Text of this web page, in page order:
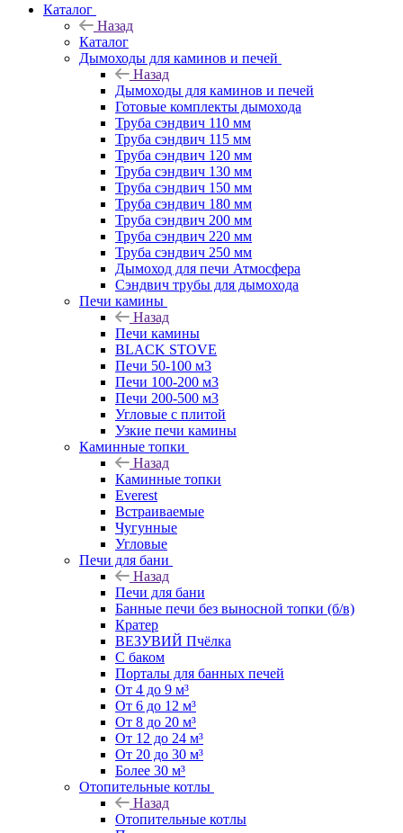
Каталог
Назад
Каталог
Дымоходы для каминов и печей
Назад
Дымоходы для каминов и печей
Готовые комплекты дымохода
Труба сэндвич 110 мм
Труба сэндвич 115 мм
Труба сэндвич 120 мм
Труба сэндвич 130 мм
Труба сэндвич 150 мм
Труба сэндвич 180 мм
Труба сэндвич 200 мм
Труба сэндвич 220 мм
Труба сэндвич 250 мм
Дымоход для печи Атмосфера
Сэндвич трубы для дымохода
Печи камины
Назад
Печи камины
BLACK STOVE
Печи 50-100 м3
Печи 100-200 м3
Печи 200-500 м3
Угловые с плитой
Узкие печи камины
Каминные топки
Назад
Каминные топки
Everest
Встраиваемые
Чугунные
Угловые
Печи для бани
Назад
Печи для бани
Банные печи без выносной топки (б/в)
Кратер
ВЕЗУВИЙ Пчёлка
С баком
Порталы для банных печей
От 4 до 9 м³
От 6 до 12 м³
От 8 до 20 м³
От 12 до 24 м³
От 20 до 30 м³
Более 30 м³
Отопительные котлы
Назад
Отопительные котлы